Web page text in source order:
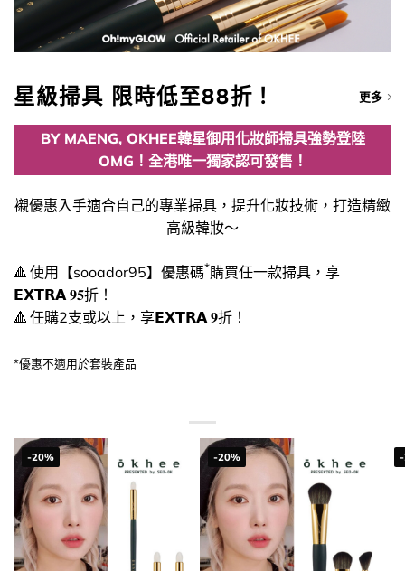
星級掃具 限時低至88折！ 更多
BY MAENG, OKHEE韓星御用化妝師掃具強勢登陸
OMG！全港唯一獨家認可發售！
襯優惠入手適合自己的專業掃具，提升化妝技術，打造精緻
高級韓妝～
🔺 使用【sooador95】優惠碼*購買任一款掃具，享
𝗘𝗫𝗧𝗥𝗔 𝟗𝟓折！
🔺 任購2支或以上，享𝗘𝗫𝗧𝗥𝗔 𝟗折！
*優惠不適用於套裝產品
-20% -20%